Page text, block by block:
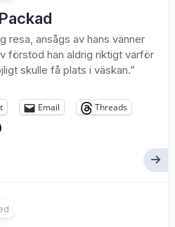
resa, ansågs av hans vänner
förstod han aldrig riktigt varför
skulle få plats i väskan.”
Email
Threads